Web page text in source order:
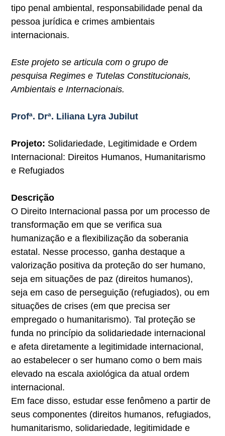
tipo penal ambiental, responsabilidade penal da
pessoa jurídica e crimes ambientais
internacionais.
Este projeto se articula com o grupo de
pesquisa Regimes e Tutelas Constitucionais,
Ambientais e Internacionais.
Profª. Drª. Liliana Lyra Jubilut
Projeto: Solidariedade, Legitimidade e Ordem
Internacional: Direitos Humanos, Humanitarismo
e Refugiados
Descrição
O Direito Internacional passa por um processo de
transformação em que se verifica sua
humanização e a flexibilização da soberania
estatal. Nesse processo, ganha destaque a
valorização positiva da proteção do ser humano,
seja em situações de paz (direitos humanos),
seja em caso de perseguição (refugiados), ou em
situações de crises (em que precisa ser
empregado o humanitarismo). Tal proteção se
funda no princípio da solidariedade internacional
e afeta diretamente a legitimidade internacional,
ao estabelecer o ser humano como o bem mais
elevado na escala axiológica da atual ordem
internacional.
Em face disso, estudar esse fenômeno a partir de
seus componentes (direitos humanos, refugiados,
humanitarismo, solidariedade, legitimidade e